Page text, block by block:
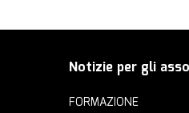
Notizie per gli
FORMAZIONE